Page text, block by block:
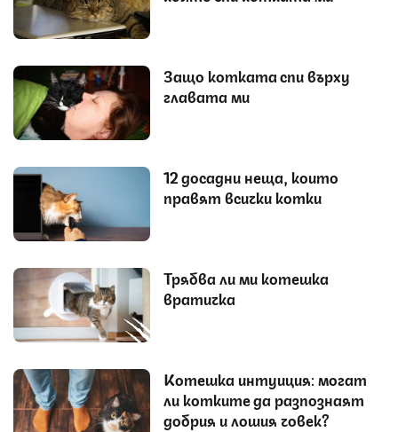
Защо котката спи върху
главата ми
12 досадни неща, които
правят всички котки
Трябва ли ми котешка
вратичка
Котешка интуиция: могат
ли котките да разпознаят
добрия и лошия човек?